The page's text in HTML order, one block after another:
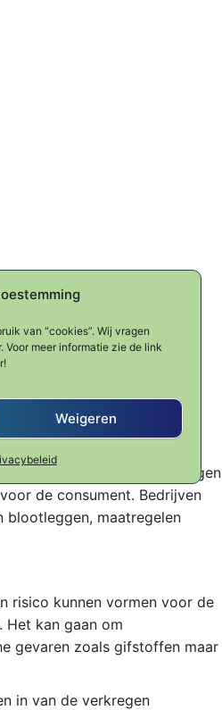
van “cookies”. Wij vragen
Voor meer informatie zie de link
Weigeren
systeem
dat
Unie en wil ervoor zorgen
de consument. Bedrijven
blootleggen, maatregelen
risico kunnen vormen voor de
Het kan gaan om
gevaren zoals gifstoffen maar
in van de verkregen